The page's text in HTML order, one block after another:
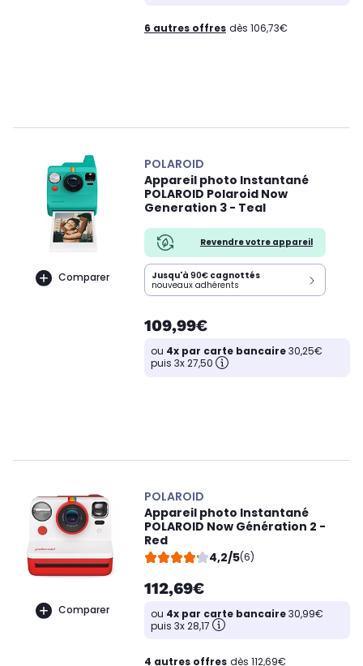
6 autres offres dès 106,73€
Comparer
POLAROID
Appareil photo Instantané
POLAROID Polaroid Now
Generation 3 - Teal
Revendre votre appareil
Jusqu'à 90€ cagnottés
nouveaux adhérents
109,99€
ou 4x par carte bancaire30,25€
puis 3x 27,50
Comparer
POLAROID
Appareil photo Instantané
POLAROID Now Génération 2 -
Red
4,2/5(6)
112,69€
ou 4x par carte bancaire30,99€
puis 3x 28,17
4 autres offres dès 112,69€